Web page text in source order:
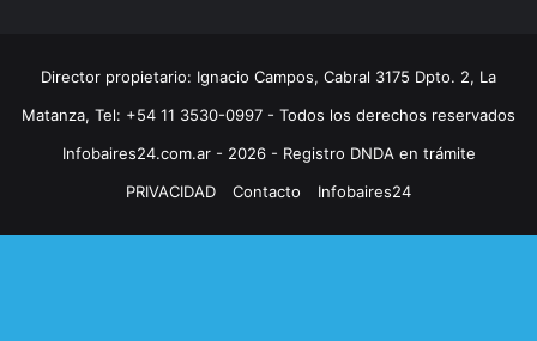
Director propietario: Ignacio Campos, Cabral 3175 Dpto. 2, La
Matanza, Tel: +54 11 3530-0997 - Todos los derechos reservados
Infobaires24.com.ar - 2026 - Registro DNDA en trámite
PRIVACIDAD
Contacto Infobaires24